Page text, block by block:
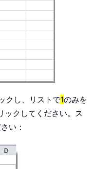
クし、リストで1のみを
ックしてください。ス
い：